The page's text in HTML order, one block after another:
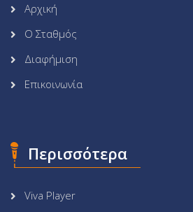
Αρχική
Ο Σταθμός
Διαφήμιση
Επικοινωνία
Περισσότερα
Viva Player